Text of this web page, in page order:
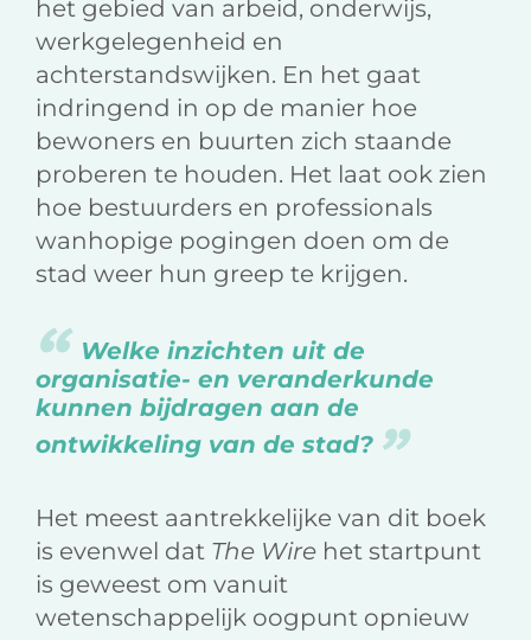
het gebied van arbeid, onderwijs,
werkgelegenheid en
achterstandswijken. En het gaat
indringend in op de manier hoe
bewoners en buurten zich staande
proberen te houden. Het laat ook zien
hoe bestuurders en professionals
wanhopige pogingen doen om de
stad weer hun greep te krijgen.
Welke inzichten uit de
organisatie- en veranderkunde
kunnen bijdragen aan de
ontwikkeling van de stad?
Het meest aantrekkelijke van dit boek
is evenwel dat The Wire het startpunt
is geweest om vanuit
wetenschappelijk oogpunt opnieuw